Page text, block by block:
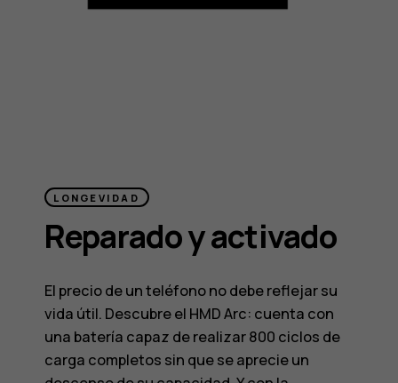
LONGEVIDAD
Reparado y activado
El precio de un teléfono no debe reflejar su
vida útil. Descubre el HMD Arc: cuenta con
una batería capaz de realizar 800 ciclos de
carga completos sin que se aprecie un